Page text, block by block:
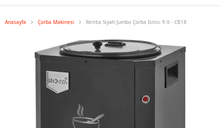
Anasayfa Çorba Makinesi Remta Siyah Jumbo Çorba Isıtıcı 9 lt - CB18